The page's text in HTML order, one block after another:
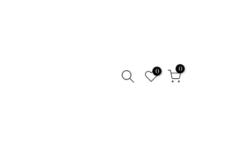
0 0